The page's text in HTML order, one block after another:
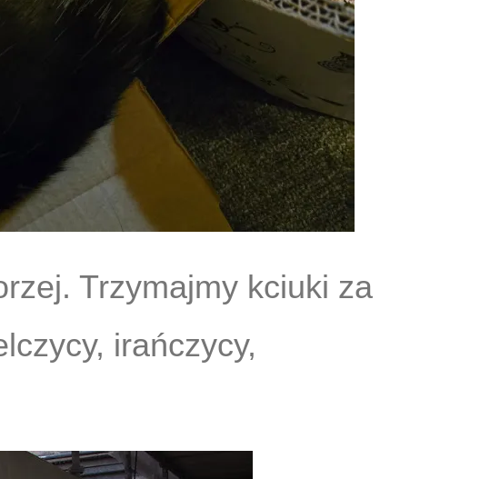
Trzymajmy kciuki za
irańczycy,